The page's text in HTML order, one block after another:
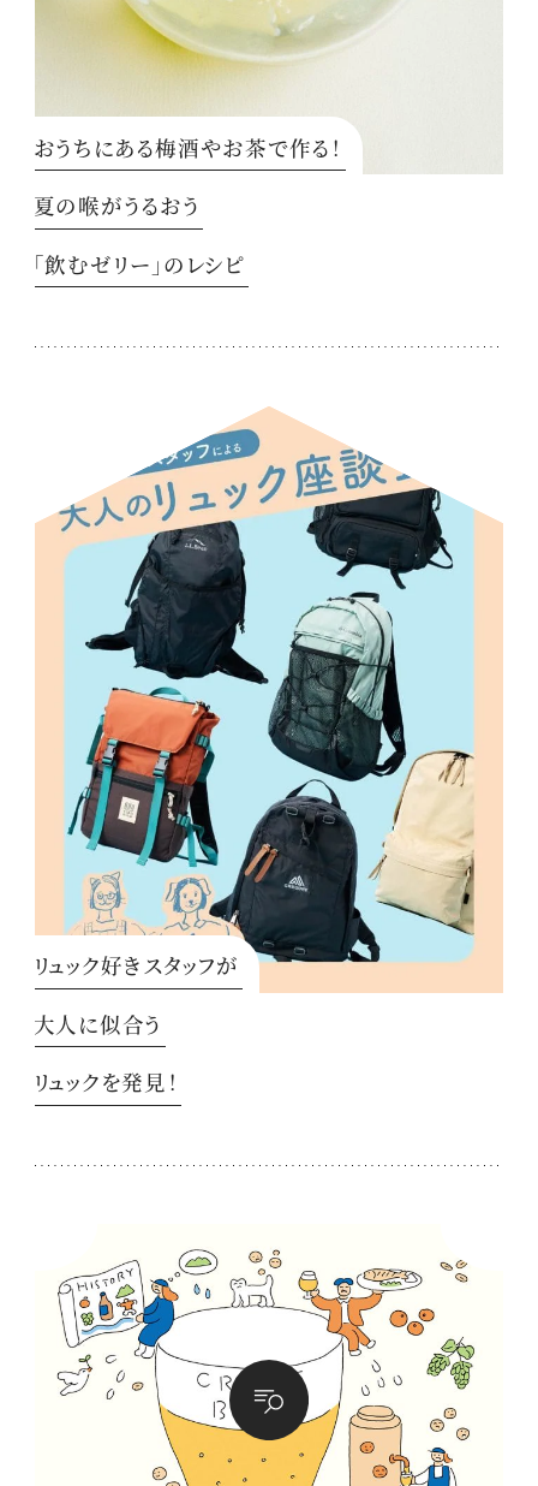
おうちにある梅酒やお茶で作る！
夏の喉がうるおう
「飲むゼリー」のレシピ
リュック好きスタッフが
大人に似合う
リュックを発見！